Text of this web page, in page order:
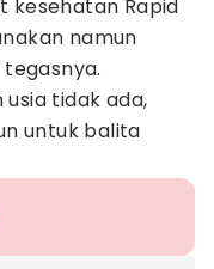
kesehatan Rapid
namun
tidak ada,
untuk balita